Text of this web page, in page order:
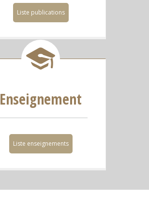
Liste publications
Enseignement
Liste enseignements